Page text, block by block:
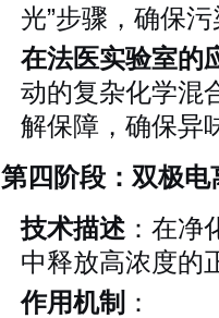
光”步骤，确保
在法医实验室的
动的复杂化学混
解保障，确保异
第四阶段：双极
技术描述 ：在
中释放高浓度的
作用机制 ：